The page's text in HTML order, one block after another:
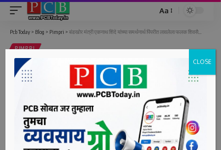
Font
Resizer
Aa
Pcb Today > Blog > Pimpri > बंडखोर मंत्री एकनाथ शिंदे यांच्या समर्थनार्थ पिंपरीत लावलेला फलक शिवसैनिकांनी फाडला
PIMPRI
बंडखोर मंत्री एकनाथ शिंदे यांच्या समर्थनार्थ
पिंपरीत लावलेला फलक शिवसैनिकांनी
फाडला
bpcauthor
1 Min Read
CLOSE